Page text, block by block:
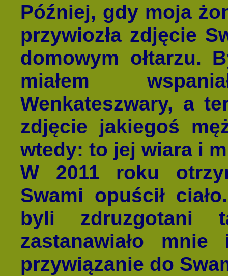
Później, gdy moja
przywiozła zdjęcie
domowym ołtarzu.
miałem
Wenkateszwary, a
zdjęcie jakiegoś
wtedy: to jej wiara i
W 2011 roku
Swami opuścił
byli zdruzgotani
zastanawiało
przywiązanie do